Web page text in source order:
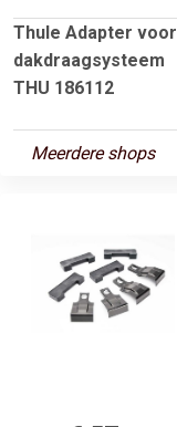
Thule Adapter voor
dakdraagsysteem
THU 186112
Meerdere shops